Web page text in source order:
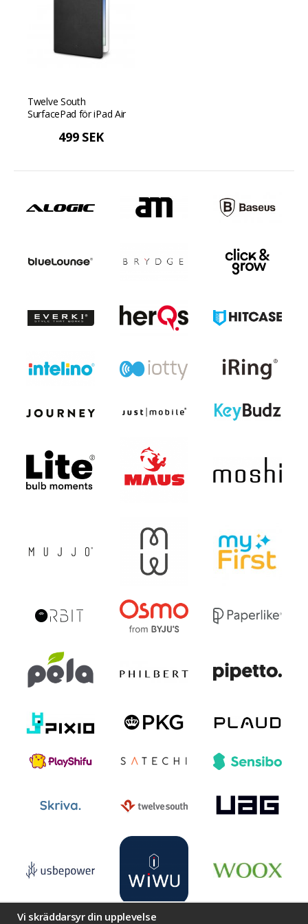
Twelve South
SurfacePad för iPad Air
499 SEK
Vi skräddarsyr din upplevelse